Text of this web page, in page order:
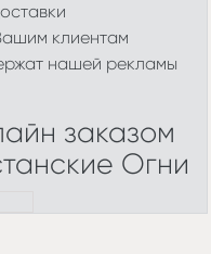
клиентам
нашей рекламы
заказом
Огни